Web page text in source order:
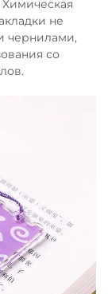
не
чернилами,
со